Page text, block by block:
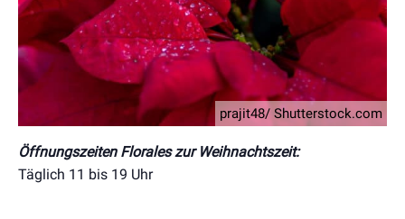
prajit48/ Shutterstock.com
Öffnungszeiten Florales zur Weihnachtszeit:
Täglich 11 bis 19 Uhr